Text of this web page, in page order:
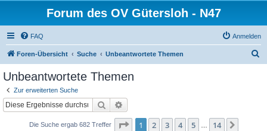
Forum des OV Gütersloh - N47
FAQ Anmelden
Foren-Übersicht Suche Unbeantwortete Themen
Unbeantwortete Themen
Zur erweiterten Suche
Suche
Die Suche ergab 682 Treffer Seite 1von 14
1 2 3 4 5 14